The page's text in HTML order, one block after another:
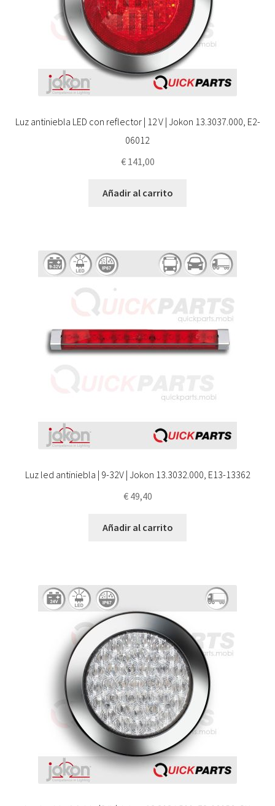
Luz antiniebla LED con reflector | 12 V | Jokon 13.3037.000, E2-
06012
€141,00
Añadir al carrito
Luz led antiniebla | 9-32V | Jokon 13.3032.000, E13-13362
€49,40
Añadir al carrito